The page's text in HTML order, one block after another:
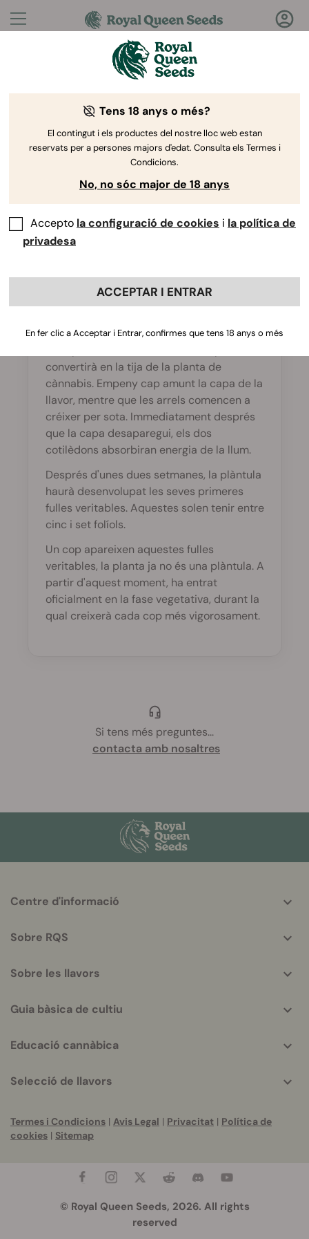
Preguntes?Respostes!
Benvingut al Royal Queen Seeds Help Center
Help Center > Productes i
Cultiu > Germinació
Back
Quan acaba la fase de
germinació?
En algun moment, de la llavor emergirà una
convertirà en la tija de la planta de
cànnabis. Empeny cap amunt la capa de la
llavor, mentre que les arrels comencen a
créixer per sota. Immediatament després
que la capa desaparegui, els dos
cotilèdons absorbiran energia de la llum.
Després d'unes dues setmanes, la plàntula
haurà desenvolupat les seves primeres
fulles veritables. Aquestes solen tenir entre
cinc i set folíols.
Un cop apareixen aquestes fulles
veritables, la planta ja no és una plàntula. A
partir d'aquest moment, ha entrat
oficialment en la fase vegetativa, durant la
qual creixerà cada cop més vigorosament.
Si tens més preguntes...
contacta amb nosaltres
helpful
Centre d'informació
Sobre RQS
Sobre les llavors
Guia bàsica de cultiu
Educació cannàbica
Selecció de llavors
Termes i Condicions | Avis Legal | Privacitat | Política de
cookies | Sitemap
© Royal Queen Seeds, 2026. All rights
reserved
Tens 18 anys o més?
El contingut i els productes del nostre lloc web estan
reservats per a persones majors d'edat. Consulta els Termes i
Condicions.
No, no sóc major de 18 anys
Accepto la configuració de cookies i la política de
privadesa
ACCEPTAR I ENTRAR
En fer clic a Acceptar i Entrar, confirmes que tens 18 anys o més